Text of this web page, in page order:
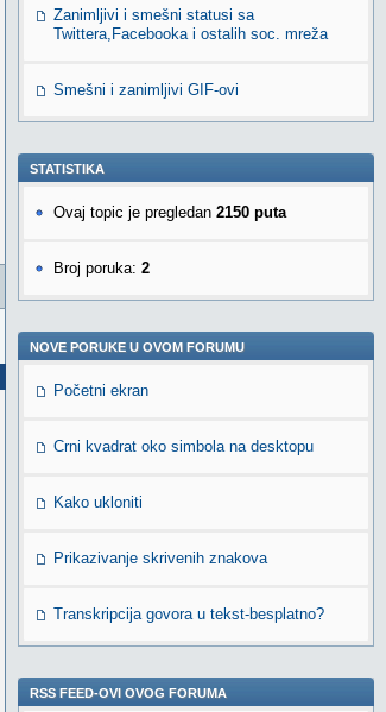
Zanimljivi i smešni statusi sa
Twittera,Facebooka i ostalih soc. mreža
Smešni i zanimljivi GIF-ovi
STATISTIKA
Ovaj topic je pregledan 2150 puta
Broj poruka: 2
NOVE PORUKE U OVOM FORUMU
Početni ekran
Crni kvadrat oko simbola na desktopu
Kako ukloniti
Prikazivanje skrivenih znakova
Transkripcija govora u tekst-besplatno?
RSS FEED-OVI OVOG FORUMA